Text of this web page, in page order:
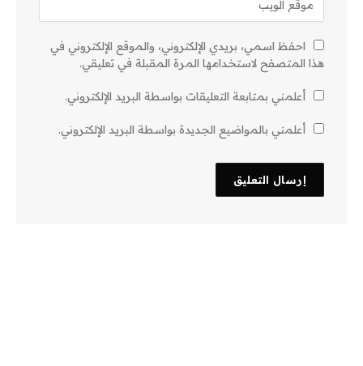
احفظ اسمي، بريدي الإلكتروني، والموقع الإلكتروني في
هذا المتصفح لاستخدامها المرة المقبلة في تعليقي.
أعلمني بمتابعة التعليقات بواسطة البريد الإلكتروني.
أعلمني بالمواضيع الجديدة بواسطة البريد الإلكتروني.